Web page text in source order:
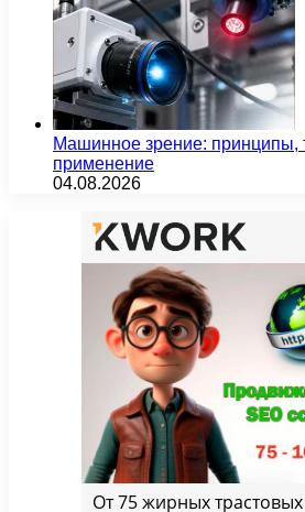
Машинное зрение: принципы,
применение
04.08.2026